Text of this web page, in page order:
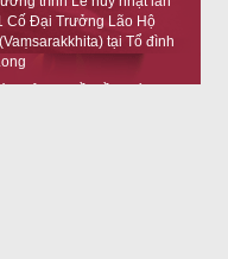
tại Tổ đình
giảng Thiền lần thứ 21 tại